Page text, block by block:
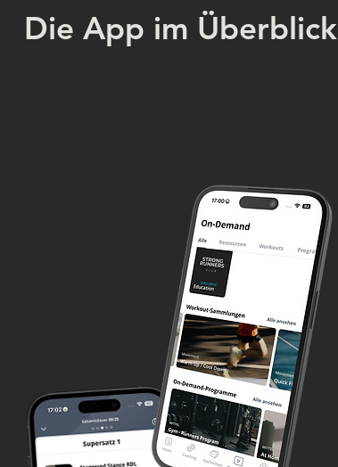
Die App im Überblick